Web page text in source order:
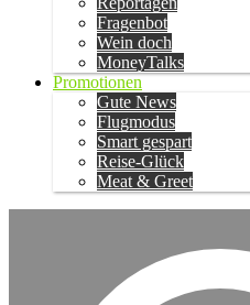
Fragenbot
Wein doch
MoneyTalks
Promotionen
Gute News
Flugmodus
Smart gespart
Reise-Glück
Meat & Greet